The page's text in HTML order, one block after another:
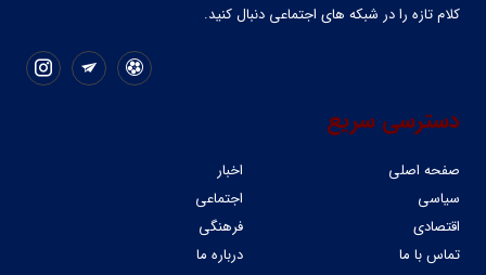
کلام تازه را در شبکه ‌های اجتماعی دنبال کنید.
دسترسی سریع
صفحه اصلی
اخبار
سیاسی
اجتماعی
اقتصادی
فرهنگی
تماس با ما
درباره ما